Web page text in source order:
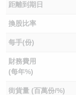
距離到期日
換股比率
每手(份)
財務費用
(每年%)
街貨量 (百萬份/%)